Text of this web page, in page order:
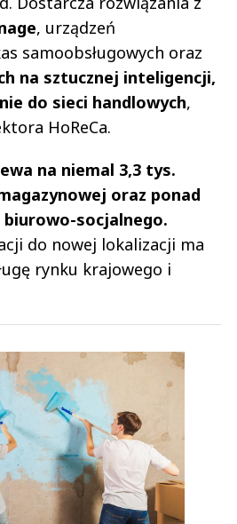
, urządzeń
samoobsługowych oraz
na sztucznej inteligencji,
do sieci handlowych,
HoReCa.
na niemal 3,3 tys.
oraz ponad
biurowo-socjalnego.
do nowej lokalizacji ma
rynku krajowego i